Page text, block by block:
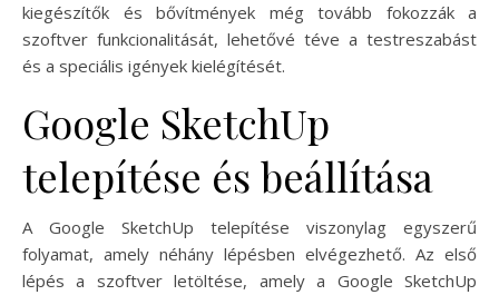
kiegészítők és bővítmények még tovább fokozzák a
szoftver funkcionalitását, lehetővé téve a testreszabást
és a speciális igények kielégítését.
Google SketchUp
telepítése és beállítása
A Google SketchUp telepítése viszonylag egyszerű
folyamat, amely néhány lépésben elvégezhető. Az első
lépés a szoftver letöltése, amely a Google SketchUp